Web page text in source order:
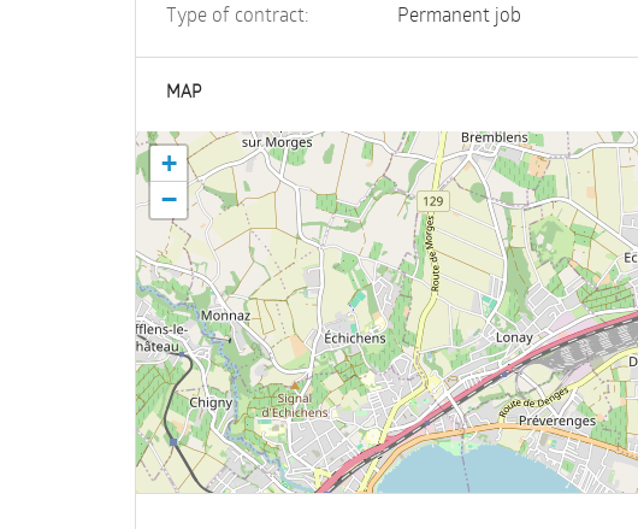
Type of contract:
Permanent job
MAP
+
−